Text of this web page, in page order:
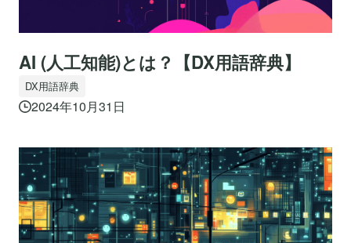
AI (人工知能)とは？【DX用語辞典】
DX用語辞典
2024年10月31日